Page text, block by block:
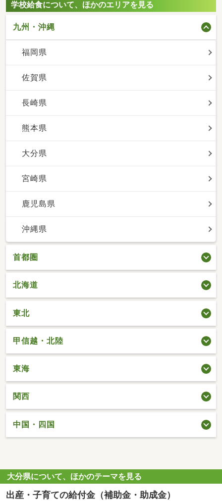
学校給食について、ほかのエリアを見る
九州・沖縄
福岡県
佐賀県
長崎県
熊本県
大分県
宮崎県
鹿児島県
沖縄県
首都圏
北海道
東北
甲信越・北陸
東海
関西
中国・四国
大分県について、ほかのテーマを見る
出産・子育ての給付金（補助金・助成金）